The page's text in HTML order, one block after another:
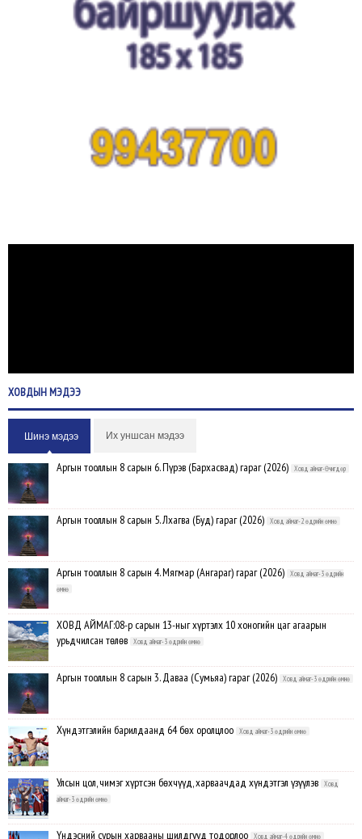
ХОВДЫНМЭДЭЭ
Шинэ мэдээ Их уншсан мэдээ
Аргын тооллын 8 сарын 6. Пүрэв (Бархасвад) гараг (2026) Ховд аймаг-Өчигдөр
Аргын тооллын 8 сарын 5. Лхагва (Буд) гараг (2026) Ховд аймаг-2 өдрийн өмнө
Аргын тооллын 8 сарын 4. Мягмар (Ангараг) гараг (2026)
Ховд аймаг-3 өдрийн
өмнө
ХОВД АЙМАГ:08-р сарын 13-ныг хүртэлх 10 хоногийн цаг агаарын
урьдчилсан төлөв
Ховд аймаг-3 өдрийн өмнө
Аргын тооллын 8 сарын 3. Даваа (Сумьяа) гараг (2026) Ховд аймаг-3 өдрийн өмнө
Хүндэтгэлийн барилдаанд 64 бөх оролцлоо Ховд аймаг-3 өдрийн өмнө
Улсын цол, чимэг хүртсэн бөхчүүд, харваачдад хүндэтгэл үзүүлэв
Ховд
аймаг-3 өдрийн өмнө
Үндэсний сурын харвааны шилдгүүд тодорлоо Ховд аймаг-4 өдрийн өмнө